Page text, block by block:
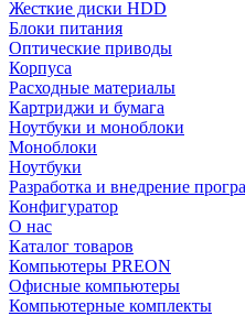
Жесткие диски HDD
Блоки питания
Оптические приводы
Корпуса
Расходные материалы
Картриджи и бумага
Ноутбуки и моноблоки
Моноблоки
Ноутбуки
Разработка и внедрение
Конфигуратор
О нас
Каталог товаров
Компьютеры PREON
Офисные компьютеры
Компьютерные комплекты